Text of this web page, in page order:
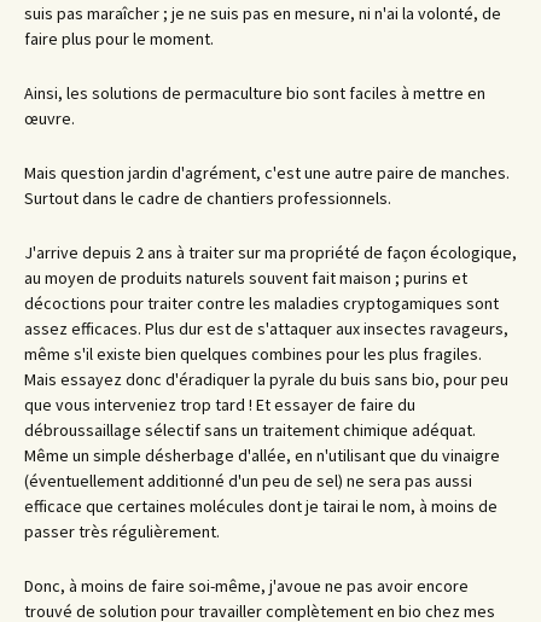
suis pas maraîcher ; je ne suis pas en mesure, ni n'ai la volonté, de
faire plus pour le moment.
Ainsi, les solutions de permaculture bio sont faciles à mettre en
œuvre.
Mais question jardin d'agrément, c'est une autre paire de manches.
Surtout dans le cadre de chantiers professionnels.
J'arrive depuis 2 ans à traiter sur ma propriété de façon écologique,
au moyen de produits naturels souvent fait maison ; purins et
décoctions pour traiter contre les maladies cryptogamiques sont
assez efficaces. Plus dur est de s'attaquer aux insectes ravageurs,
même s'il existe bien quelques combines pour les plus fragiles.
Mais essayez donc d'éradiquer la pyrale du buis sans bio, pour peu
que vous interveniez trop tard ! Et essayer de faire du
débroussaillage sélectif sans un traitement chimique adéquat.
Même un simple désherbage d'allée, en n'utilisant que du vinaigre
(éventuellement additionné d'un peu de sel) ne sera pas aussi
efficace que certaines molécules dont je tairai le nom, à moins de
passer très régulièrement.
Donc, à moins de faire soi-même, j'avoue ne pas avoir encore
trouvé de solution pour travailler complètement en bio chez mes